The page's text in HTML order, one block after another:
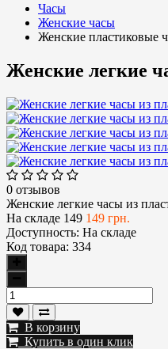
Часы
Женские часы
Женские пластиковые
Женские легкие
0 отзывов
Женские легкие часы из
На складе 149 149 грн.
Доступность: На складе
Код товара: 334
В корзину
Купить в один клик